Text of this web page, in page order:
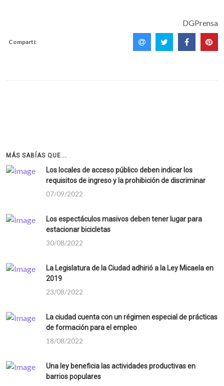
DGPrensa
Compartí:
MÁS SABÍAS QUE...
Los locales de acceso público deben indicar los
requisitos de ingreso y la prohibición de discriminar
07/09/2022
Los espectáculos masivos deben tener lugar para
estacionar bicicletas
30/08/2022
La Legislatura de la Ciudad adhirió a la Ley Micaela en
2019
23/08/2022
La ciudad cuenta con un régimen especial de prácticas
de formación para el empleo
18/08/2022
Una ley beneficia las actividades productivas en
barrios populares